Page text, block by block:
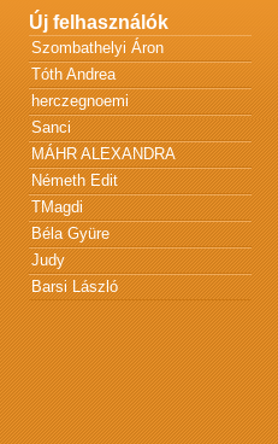
Új felhasználók
Szombathelyi Áron
Tóth Andrea
herczegnoemi
Sanci
MÁHR ALEXANDRA
Németh Edit
TMagdi
Béla Gyüre
Judy
Barsi László